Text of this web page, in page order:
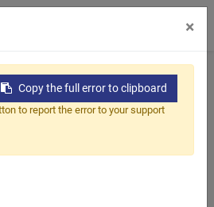
マウント POSマウント
×
Copy the full error to clipboard
to report the error to your support